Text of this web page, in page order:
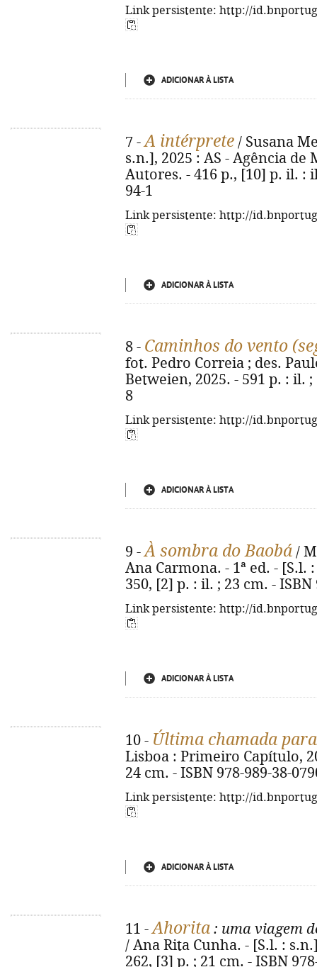
Link persistente: http://
ADICIONAR À LISTA
7 -A intérprete / Susana
s.n.], 2025 : AS - Agência
Autores. - 416 p., [10] p. il. :
94-1
Link persistente: http://
ADICIONAR À LISTA
8 - Caminhos do vento
fot. Pedro Correia ; des.
Betweien, 2025. - 591 p. : il. ;
8
Link persistente: http://
ADICIONAR À LISTA
9 -À sombra do Baobá /
Ana Carmona. - 1ª ed. - [S.l.
350, [2] p. : il. ; 23 cm. - ISBN
Link persistente: http://
ADICIONAR À LISTA
10 - Última chamada
Lisboa : Primeiro Capítulo,
24 cm. - ISBN 978-989-38-
Link persistente: http://
ADICIONAR À LISTA
11 -Ahorita : uma viagem
/ Ana Rita Cunha. - [S.l. :
262, [3] p. ; 21 cm. - ISBN